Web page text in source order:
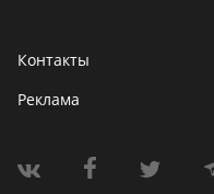
Контакты
Реклама